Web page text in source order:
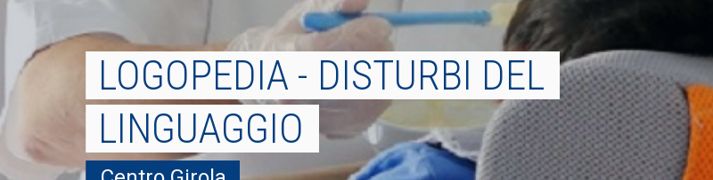
LOGOPEDIA - DISTURBI DEL
LINGUAGGIO